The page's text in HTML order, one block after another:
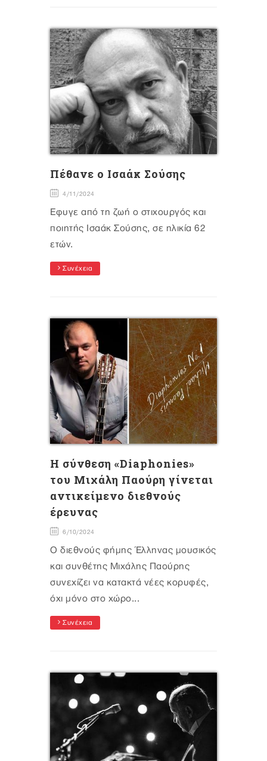
Πέθανε ο Ισαάκ Σούσης
4/11/2024
Έφυγε από τη ζωή ο στιχουργός και
ποιητής Ισαάκ Σούσης, σε ηλικία 62
ετών.
Συνέχεια
Η σύνθεση «Diaphonies»
του Μιχάλη Παούρη γίνεται
αντικείμενο διεθνούς
έρευνας
6/10/2024
Ο διεθνούς φήμης Έλληνας μουσικός
και συνθέτης Μιχάλης Παούρης
συνεχίζει να κατακτά νέες κορυφές,
όχι μόνο στο χώρο...
Συνέχεια